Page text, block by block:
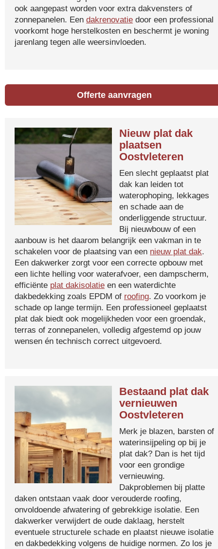
ook aangepast worden voor extra dakvensters of
zonnepanelen. Een dakrenovatie door een professional
voorkomt hoge herstelkosten en beschermt je woning
jarenlang tegen alle weersinvloeden.
Offerte aanvragen
Nieuw plat dak
plaatsen
Oostvleteren
Een slecht geplaatst plat
dak kan leiden tot
waterophoping, lekkages
en schade aan de
onderliggende structuur.
Bij nieuwbouw of een
aanbouw is het daarom belangrijk een vakman in te
schakelen voor de plaatsing van een nieuw plat dak.
Een dakwerker zorgt voor een correcte opbouw met
een lichte helling voor waterafvoer, een dampscherm,
efficiënte plat dakisolatie en een waterdichte
dakbedekking zoals EPDM of roofing. Zo voorkom je
schade op lange termijn. Een professioneel geplaatst
plat dak biedt ook mogelijkheden voor een groendak,
terras of zonnepanelen, volledig afgestemd op jouw
wensen én technisch correct uitgevoerd.
Bestaand plat dak
vernieuwen
Oostvleteren
Merk je blazen, barsten of
waterinsijpeling op bij je
plat dak? Dan is het tijd
voor een grondige
vernieuwing.
Dakproblemen bij platte
daken ontstaan vaak door verouderde roofing,
onvoldoende afwatering of gebrekkige isolatie. Een
dakwerker verwijdert de oude daklaag, herstelt
eventuele structurele schade en plaatst nieuwe isolatie
en dakbedekking volgens de huidige normen. Zo los je